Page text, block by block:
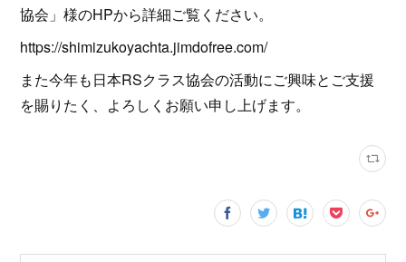
協会」様のHPから詳細ご覧ください。
https://shimizukoyachta.jimdofree.com/
また今年も日本RSクラス協会の活動にご興味とご支援
を賜りたく、よろしくお願い申し上げます。